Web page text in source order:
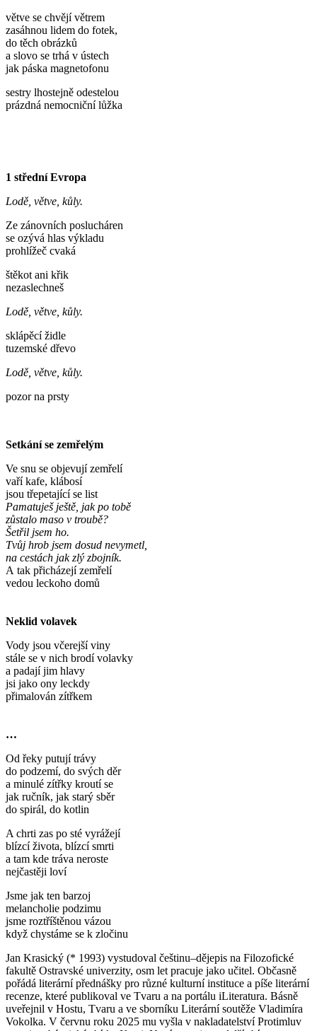
větve se chvějí větrem
zasáhnou lidem do fotek,
do těch obrázků
a slovo se trhá v ústech
jak páska magnetofonu
sestry lhostejně odestelou
prázdná nemocniční lůžka
1 střední Evropa
Lodě, větve, kůly.
Ze zánovních poslucháren
se ozývá hlas výkladu
prohlížeč cvaká
štěkot ani křik
nezaslechneš
Lodě, větve, kůly.
sklápěcí židle
tuzemské dřevo
Lodě, větve, kůly.
pozor na prsty
Setkání se zemřelým
Ve snu se objevují zemřelí
vaří kafe, klábosí
jsou třepetající se list
Pamatuješ ještě, jak po tobě
zůstalo maso v troubě?
Šetřil jsem ho.
Tvůj hrob jsem dosud nevymetl,
na cestách jak zlý zbojník.
A tak přicházejí zemřelí
vedou leckoho domů
Neklid volavek
Vody jsou včerejší viny
stále se v nich brodí volavky
a padají jim hlavy
jsi jako ony leckdy
přimalován zítřkem
…
Od řeky putují trávy
do podzemí, do svých děr
a minulé zítřky kroutí se
jak ručník, jak starý sběr
do spirál, do kotlin
A chrti zas po sté vyrážejí
blízcí života, blízcí smrti
a tam kde tráva neroste
nejčastěji loví
Jsme jak ten barzoj
melancholie podzimu
jsme roztříštěnou vázou
když chystáme se k zločinu
Jan Krasický (* 1993) vystudoval češtinu–dějepis na Filozofické
fakultě Ostravské univerzity, osm let pracuje jako učitel. Občasně
pořádá literární přednášky pro různé kulturní instituce a píše literární
recenze, které publikoval ve Tvaru a na portálu iLiteratura. Básně
uveřejnil v Hostu, Tvaru a ve sborníku Literární soutěže Vladimíra
Vokolka. V červnu roku 2025 mu vyšla v nakladatelství Protimluv